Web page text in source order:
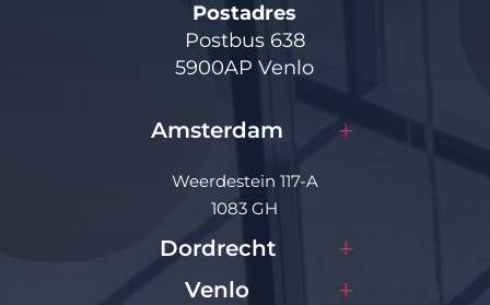
Postadres
Postbus 638
5900AP Venlo
Amsterdam
Weerdestein 117-A
1083 GH
Dordrecht
Venlo